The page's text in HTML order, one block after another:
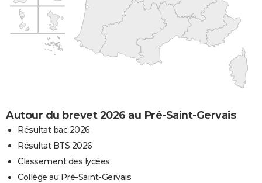
Autour du brevet 2026 au Pré-Saint-Gervais
Résultat bac 2026
Résultat BTS 2026
Classement des lycées
Collège au Pré-Saint-Gervais